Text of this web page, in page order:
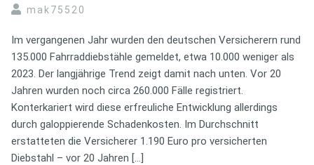
mak75520
Im vergangenen Jahr wurden den deutschen Versicherern rund
135.000 Fahrraddiebstähle gemeldet, etwa 10.000 weniger als
2023. Der langjährige Trend zeigt damit nach unten. Vor 20
Jahren wurden noch circa 260.000 Fälle registriert.
Konterkariert wird diese erfreuliche Entwicklung allerdings
durch galoppierende Schadenkosten. Im Durchschnitt
erstatteten die Versicherer 1.190 Euro pro versicherten
Diebstahl – vor 20 Jahren […]